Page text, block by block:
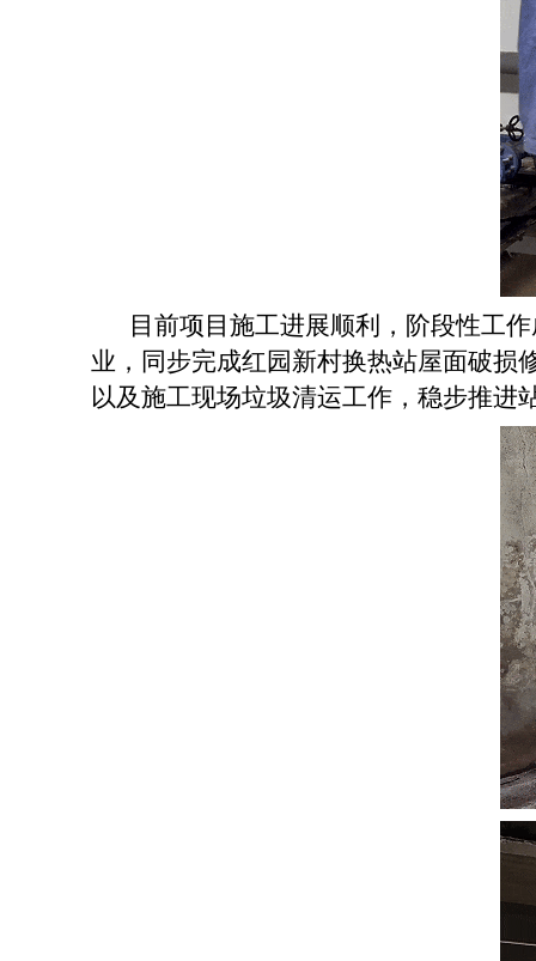
目前项目施工进展顺利，阶段性工
业，同步完成红园新村换热站屋面破损
以及施工现场垃圾清运工作，稳步推进